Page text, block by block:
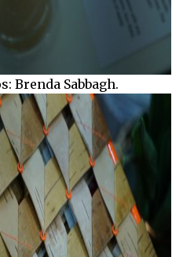
Brenda Sabbagh.